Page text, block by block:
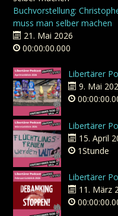
Buchvorstellung:
muss man selber machen
21. Mai 2026
00:00:00.000
Libertärer
9. Mai
Libertärer
15. April
1Stunde
Libertärer
11. März